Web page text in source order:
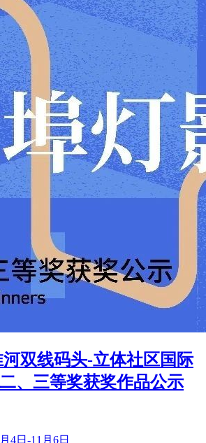
河双线码头-立体社区国际
、三等奖获奖作品公示
4日-11月6日